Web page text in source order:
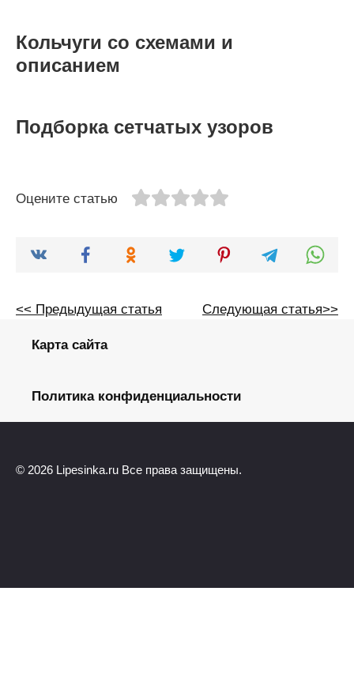
Кольчуги со схемами и
описанием
Подборка сетчатых узоров
Оцените статью
<< Предыдущая статья Следующая статья>>
Карта сайта
Политика конфиденциальности
© 2026 Lipesinka.ru Все права защищены.